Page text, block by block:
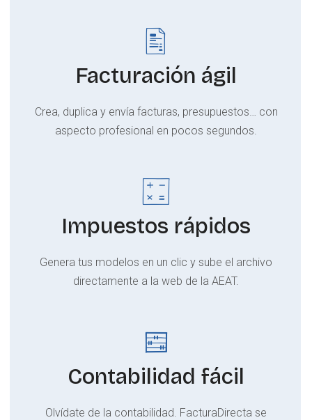
Facturación ágil
Crea, duplica y envía facturas, presupuestos… con
aspecto profesional en pocos segundos.
Impuestos rápidos
Genera tus modelos en un clic y sube el archivo
directamente a la web de la AEAT.
Contabilidad fácil
Olvídate de la contabilidad. FacturaDirecta se